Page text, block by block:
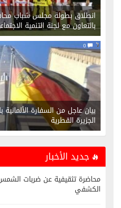
انطلاق بطولة مجلس شباب
بالتعاون مع لجنة التنمية
بيان عاجل من السفارة
الجزيرة القطرية
جديد الأخبار
محاضرة تثقيفية عن ضربات
الكشفي